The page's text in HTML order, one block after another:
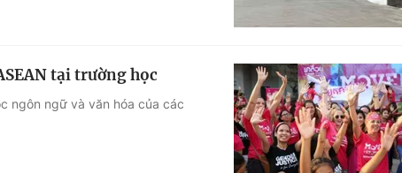
tại trường học
ngôn ngữ và văn hóa của các